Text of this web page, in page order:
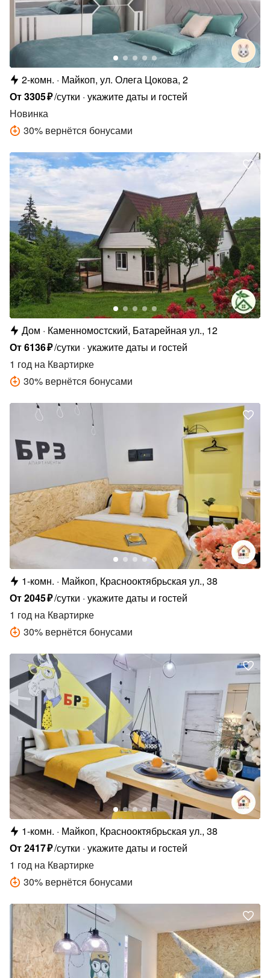
2-комн.
Майкоп, ул. Олега Цокова, 2
От3305₽/сутки укажите даты и гостей
Новинка
30% вернётся бонусами
Дом
Каменномостский, Батарейная ул., 12
От6136₽/сутки укажите даты и гостей
1 год на Квартирке
30% вернётся бонусами
1-комн.
Майкоп, Краснооктябрьская ул., 38
От2045₽/сутки укажите даты и гостей
1 год на Квартирке
30% вернётся бонусами
1-комн.
Майкоп, Краснооктябрьская ул., 38
От2417₽/сутки укажите даты и гостей
1 год на Квартирке
30% вернётся бонусами